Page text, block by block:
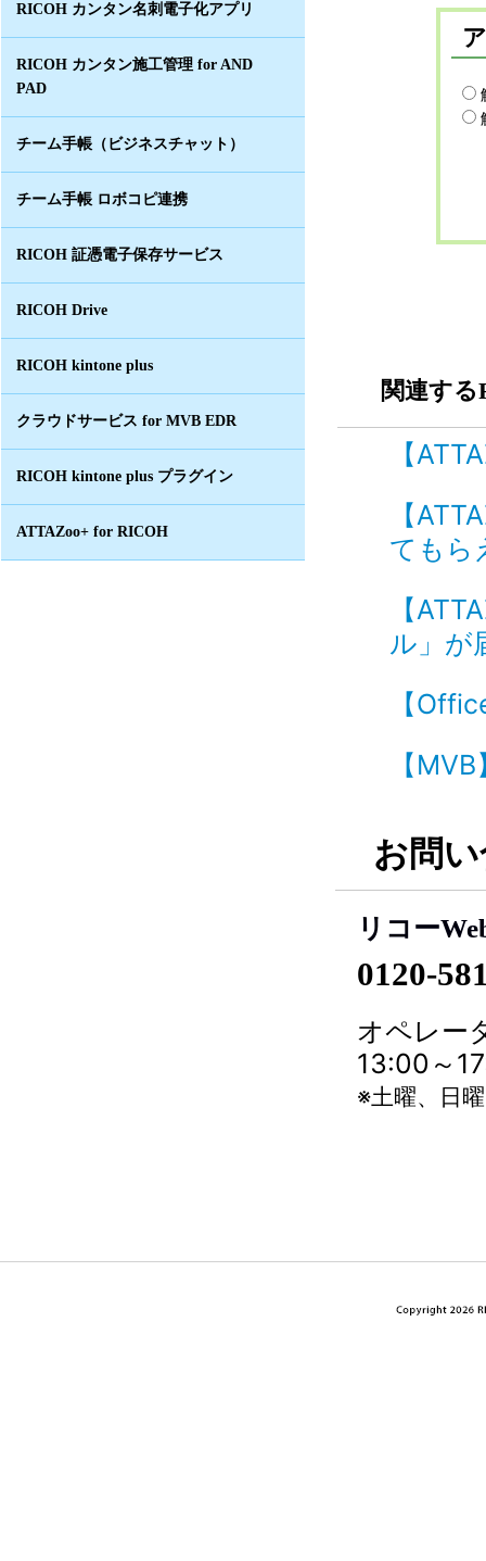
RICOH カンタン名刺電子化アプリ
RICOH カンタン施工管理 for AND
PAD
チーム手帳（ビジネスチャット）
チーム手帳 ロボコピ連携
RICOH 証憑電子保存サービス
RICOH Drive
RICOH kintone plus
クラウドサービス for MVB EDR
RICOH kintone plus プラグイン
ATTAZoo+ for RICOH
関連する
【
【
ても
【
ル」
【
【
お問
リコー
0120-
オペレー
13:00～
※土曜、日